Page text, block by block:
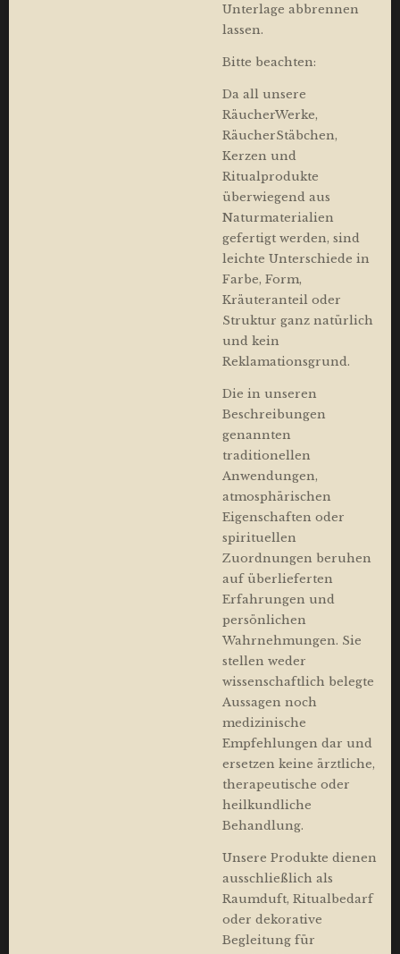
Unterlage abbrennen
lassen.
Bitte beachten:
Da all unsere
RäucherWerke,
RäucherStäbchen,
Kerzen und
Ritualprodukte
überwiegend aus
Naturmaterialien
gefertigt werden, sind
leichte Unterschiede in
Farbe, Form,
Kräuteranteil oder
Struktur ganz natürlich
und kein
Reklamationsgrund.
Die in unseren
Beschreibungen
genannten
traditionellen
Anwendungen,
atmosphärischen
Eigenschaften oder
spirituellen
Zuordnungen beruhen
auf überlieferten
Erfahrungen und
persönlichen
Wahrnehmungen. Sie
stellen weder
wissenschaftlich belegte
Aussagen noch
medizinische
Empfehlungen dar und
ersetzen keine ärztliche,
therapeutische oder
heilkundliche
Behandlung.
Unsere Produkte dienen
ausschließlich als
Raumduft, Ritualbedarf
oder dekorative
Begleitung für